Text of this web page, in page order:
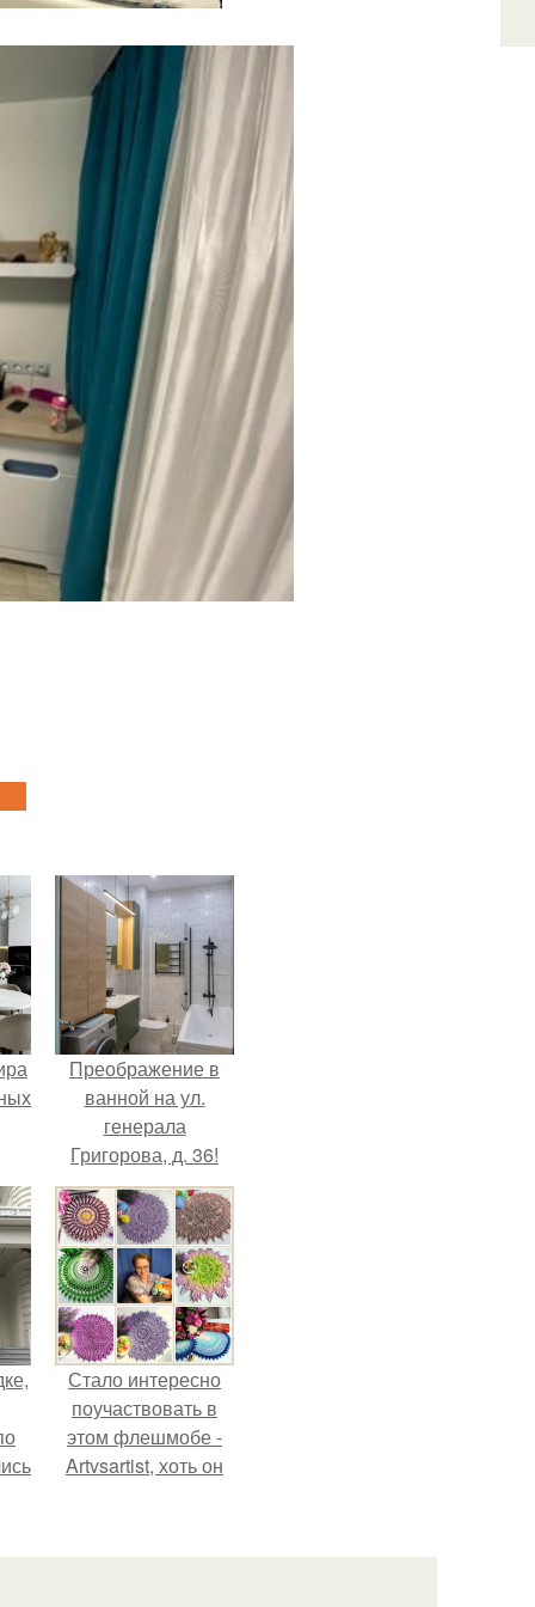
Преображение в
ванной на ул.
генерала
Григорова, д. 36!
Стало интересно
поучаствовать в
этом флешмобе -
Artvsartist, хоть он
больше про